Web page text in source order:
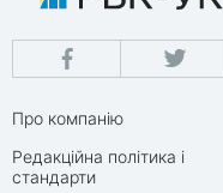
Про компанію
Редакційна політика і
стандарти